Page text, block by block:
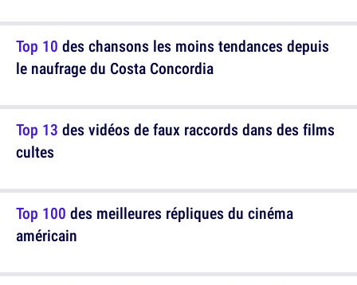
Top 13 des vidéos de faux raccords dans des films
cultes
Top 10 des chansons les moins tendances depuis
le naufrage du Costa Concordia
Top 100 des meilleures répliques du cinéma
américain